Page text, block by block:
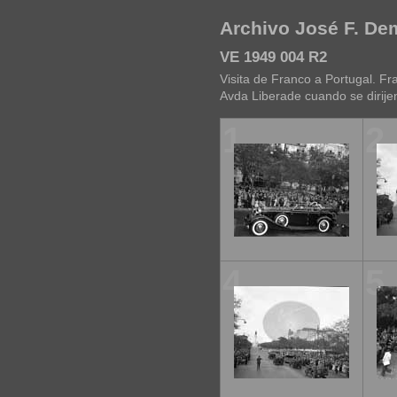
Archivo José F.
VE 1949 004 R2
Visita de Franco a Portugal.
Avda Liberade cuando se
1 2
4 5